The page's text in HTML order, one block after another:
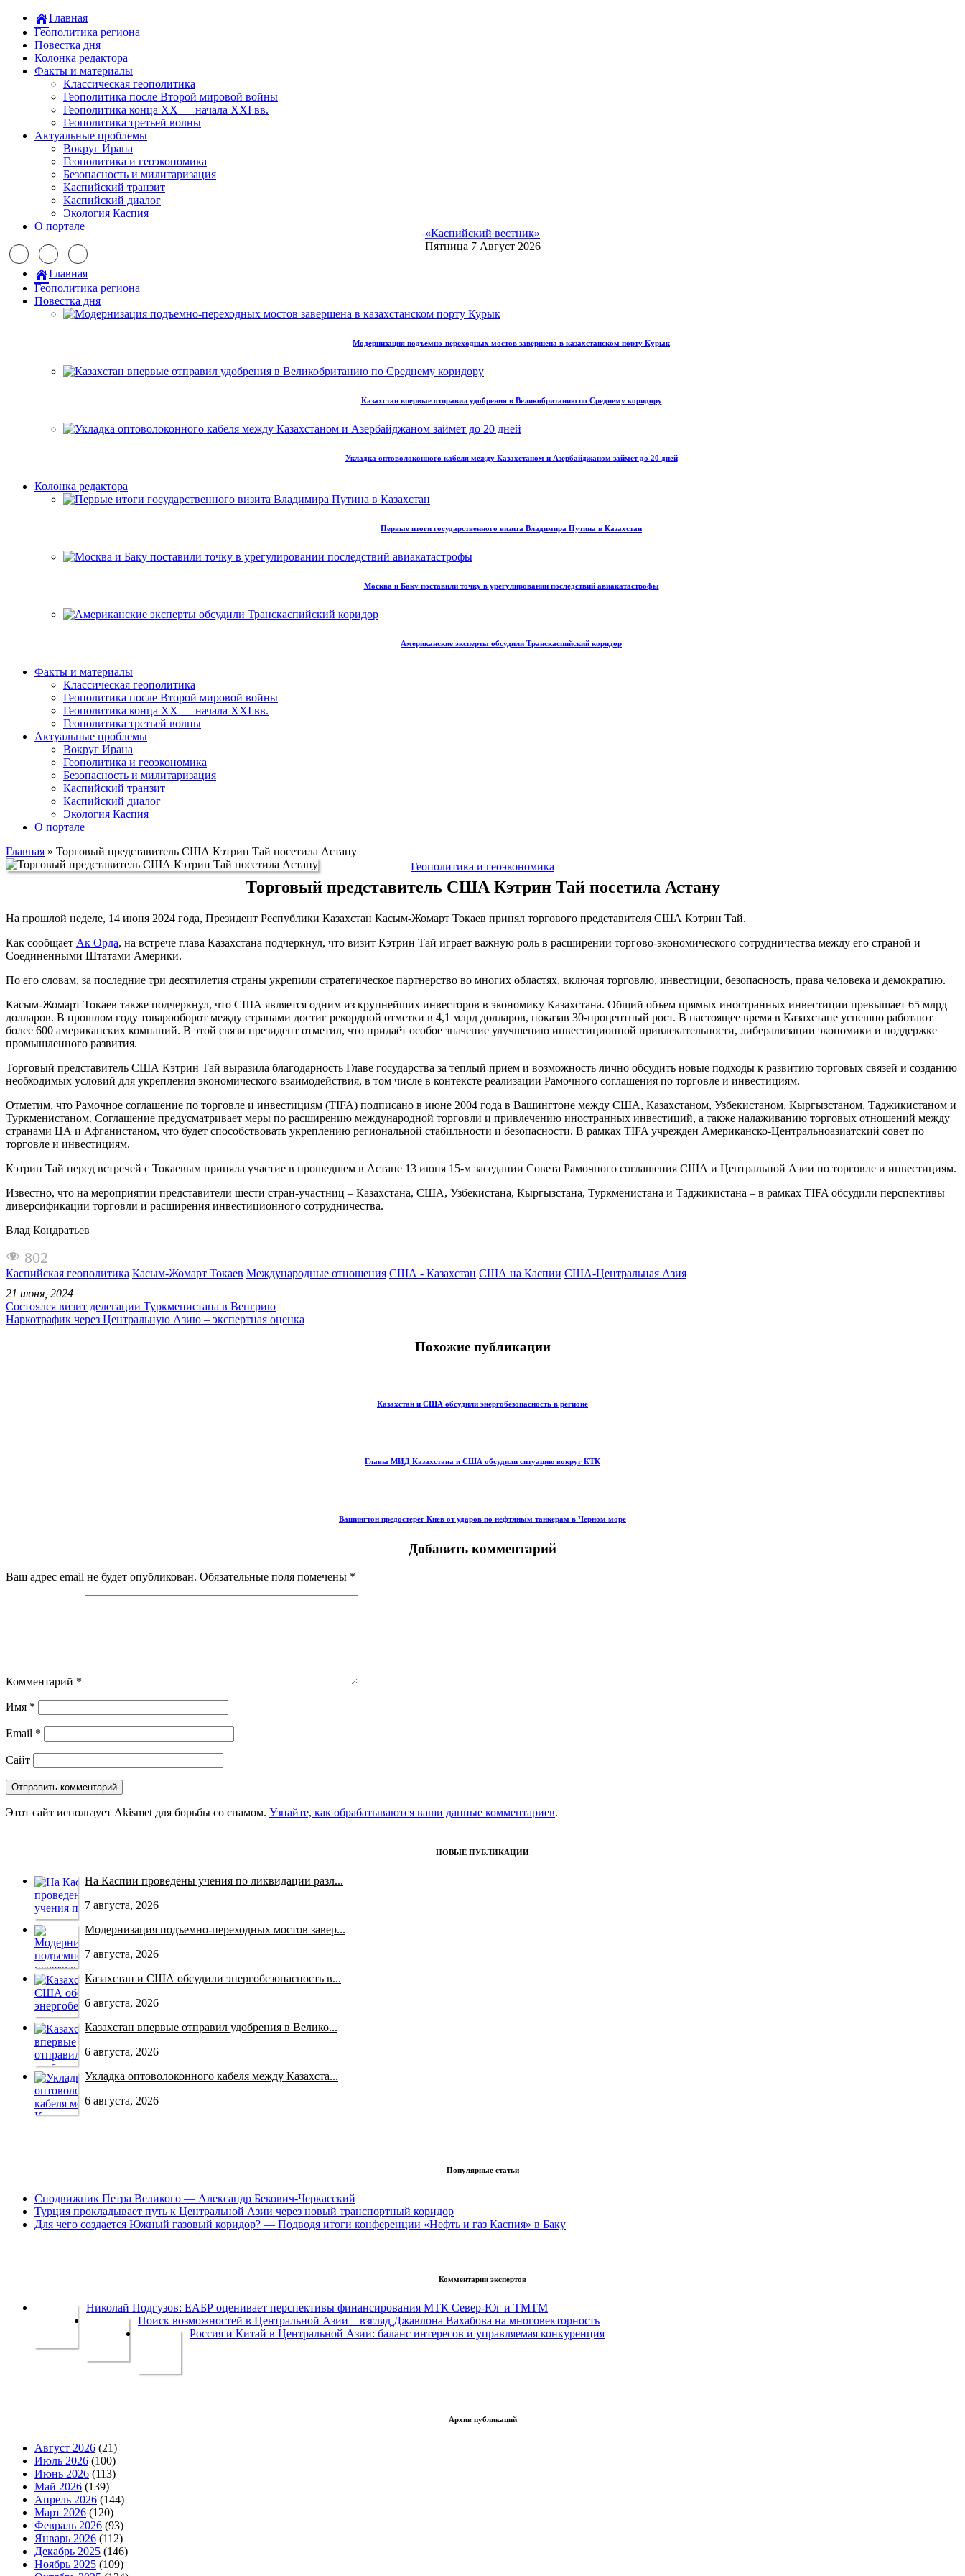
Главная
Геополитика региона
Повестка дня
Колонка редактора
Факты и материалы
Классическая геополитика
Геополитика после Второй мировой войны
Геополитика конца XX — начала XXI вв.
Геополитика третьей волны
Актуальные проблемы
Вокруг Ирана
Геополитика и геоэкономика
Безопасность и милитаризация
Каспийский транзит
Каспийский диалог
Экология Каспия
О портале
«Каспийский вестник»
Пятница 7 Август 2026
Главная
Геополитика региона
Повестка дня
Модернизация подъемно-переходных мостов завершена в казахстанском порту Курык
Казахстан впервые отправил удобрения в Великобританию по Среднему коридору
Укладка оптоволоконного кабеля между Казахстаном и Азербайджаном займет до 20 дней
Колонка редактора
Первые итоги государственного визита Владимира Путина в Казахстан
Москва и Баку поставили точку в урегулировании последствий авиакатастрофы
Американские эксперты обсудили Транскаспийский коридор
Факты и материалы
Классическая геополитика
Геополитика после Второй мировой войны
Геополитика конца XX — начала XXI вв.
Геополитика третьей волны
Актуальные проблемы
Вокруг Ирана
Геополитика и геоэкономика
Безопасность и милитаризация
Каспийский транзит
Каспийский диалог
Экология Каспия
О портале
Главная » Торговый представитель США Кэтрин Тай посетила Астану
Геополитика и геоэкономика
Торговый представитель США Кэтрин Тай посетила Астану
На прошлой неделе, 14 июня 2024 года, Президент Республики Казахстан Касым-Жомарт Токаев принял торгового представителя США Кэтрин Тай.
Как сообщает Ак Орда, на встрече глава Казахстана подчеркнул, что визит Кэтрин Тай играет важную роль в расширении торгово-экономического сотрудничества между его страной и
Соединенными Штатами Америки.
По его словам, за последние три десятилетия страны укрепили стратегическое партнерство во многих областях, включая торговлю, инвестиции, безопасность, права человека и демократию.
Касым-Жомарт Токаев также подчеркнул, что США является одним из крупнейших инвесторов в экономику Казахстана. Общий объем прямых иностранных инвестиции превышает 65 млрд
долларов. В прошлом году товарооборот между странами достиг рекордной отметки в 4,1 млрд долларов, показав 30-процентный рост. В настоящее время в Казахстане успешно работают
более 600 американских компаний. В этой связи президент отметил, что придаёт особое значение улучшению инвестиционной привлекательности, либерализации экономики и поддержке
промышленного развития.
Торговый представитель США Кэтрин Тай выразила благодарность Главе государства за теплый прием и возможность лично обсудить новые подходы к развитию торговых связей и созданию
необходимых условий для укрепления экономического взаимодействия, в том числе в контексте реализации Рамочного соглашения по торговле и инвестициям.
Отметим, что Рамочное соглашение по торговле и инвестициям (TIFA) подписано в июне 2004 года в Вашингтоне между США, Казахстаном, Узбекистаном, Кыргызстаном, Таджикистаном и
Туркменистаном. Соглашение предусматривает меры по расширению международной торговли и привлечению иностранных инвестиций, а также налаживанию торговых отношений между
странами ЦА и Афганистаном, что будет способствовать укреплению региональной стабильности и безопасности. В рамках TIFA учрежден Американско-Центральноазиатский совет по
торговле и инвестициям.
Кэтрин Тай перед встречей с Токаевым приняла участие в прошедшем в Астане 13 июня 15-м заседании Совета Рамочного соглашения США и Центральной Азии по торговле и инвестициям.
Известно, что на мероприятии представители шести стран-участниц – Казахстана, США, Узбекистана, Кыргызстана, Туркменистана и Таджикистана – в рамках TIFA обсудили перспективы
диверсификации торговли и расширения инвестиционного сотрудничества.
Влад Кондратьев
802
Каспийская геополитика Касым-Жомарт Токаев Международные отношения США - Казахстан США на Каспии США-Центральная Азия
21 июня, 2024
Состоялся визит делегации Туркменистана в Венгрию
Наркотрафик через Центральную Азию – экспертная оценка
Похожие публикации
Казахстан и США обсудили энергобезопасность в регионе
Главы МИД Казахстана и США обсудили ситуацию вокруг КТК
Вашингтон предостерег Киев от ударов по нефтяным танкерам в Черном море
Добавить комментарий
Ваш адрес email не будет опубликован. Обязательные поля помечены *
Комментарий *
Имя *
Email *
Сайт
Этот сайт использует Akismet для борьбы со спамом. Узнайте, как обрабатываются ваши данные комментариев.
НОВЫЕ ПУБЛИКАЦИИ
На Каспии проведены учения по ликвидации разл...
7 августа, 2026
Модернизация подъемно-переходных мостов завер...
7 августа, 2026
Казахстан и США обсудили энергобезопасность в...
6 августа, 2026
Казахстан впервые отправил удобрения в Велико...
6 августа, 2026
Укладка оптоволоконного кабеля между Казахста...
6 августа, 2026
Популярные статьи
Сподвижник Петра Великого — Александр Бекович-Черкасский
Турция прокладывает путь к Центральной Азии через новый транспортный коридор
Для чего создается Южный газовый коридор? — Подводя итоги конференции «Нефть и газ Каспия» в Баку
Комментарии экспертов
Николай Подгузов: ЕАБР оценивает перспективы финансирования МТК Север-Юг и ТМТМ
Поиск возможностей в Центральной Азии – взгляд Джавлона Вахабова на многовекторность
Россия и Китай в Центральной Азии: баланс интересов и управляемая конкуренция
Архив публикаций
Август 2026 (21)
Июль 2026 (100)
Июнь 2026 (113)
Май 2026 (139)
Апрель 2026 (144)
Март 2026 (120)
Февраль 2026 (93)
Январь 2026 (112)
Декабрь 2025 (146)
Ноябрь 2025 (109)